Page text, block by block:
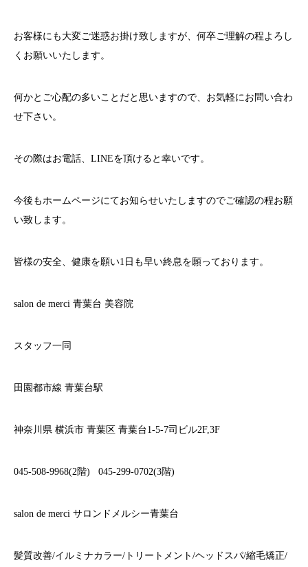
お客様にも大変ご迷惑お掛け致しますが、何卒ご理解の程よろし
くお願いいたします。
何かとご心配の多いことだと思いますので、お気軽にお問い合わ
せ下さい。
その際はお電話、 LINEを頂けると幸いです。
今後もホームページにてお知らせいたしますのでご確認の程お願
い致します。
皆様の安全、健康を願い1 日も早い終息を願っております。
salon de merci 青葉台 美容院
スタッフ一同
田園都市線 青葉台駅
神奈川県 横浜市 青葉区 青葉台1-5-7司ビル2F,3F
045-508-9968(2 階) 045-299-0702(3階)
salon de merci サロンドメルシー青葉台
髪質改善/イルミナカラー/ トリートメント /ヘッドスパ/縮毛矯正/